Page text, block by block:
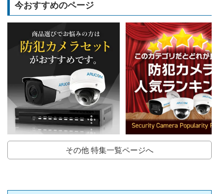
今おすすめのページ
その他 特集一覧ページへ